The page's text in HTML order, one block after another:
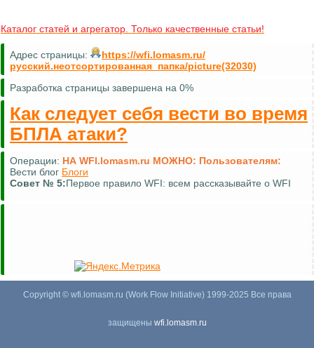
Каталог статей и агрегатор. Только качественные статьи!
Адрес страницы:
https://wfi.lomasm.ru/
русский.неотсортированная_папка/picture(32030)
Разработка страницы завершена на 0%
Как следует себя вести во время
БПЛА атаки?
Операции: НА WFI.lomasm.ru МОЖНО: Пользователям:
Добавлять собственные материалы
Совет № 6:Второе правило WFI: всем рассказывайте о WFI :-)
Copyright © wfi.lomasm.ru (Work Flow Initiative) 1999-2025 Все права
защищены wfi.lomasm.ru